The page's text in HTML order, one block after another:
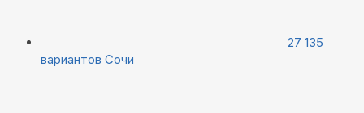
27 135
вариантов Сочи